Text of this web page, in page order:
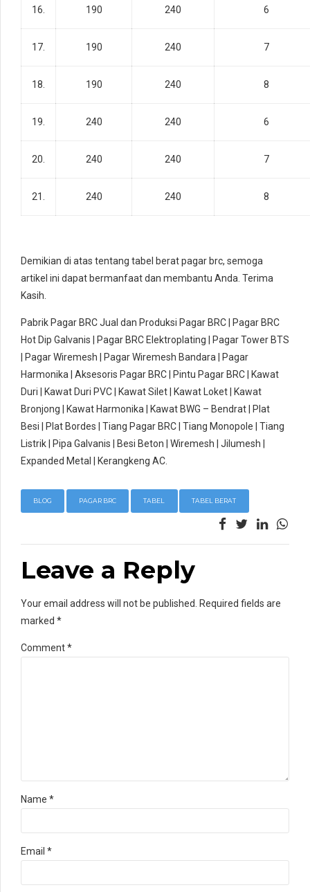
16. 190 240 6
17. 190 240 7
18. 190 240 8
19. 240 240 6
20. 240 240 7
21. 240 240 8
Demikian di atas tentang tabel berat pagar brc, semoga
artikel ini dapat bermanfaat dan membantu Anda. Terima
Kasih.
Pabrik Pagar BRC Jual dan Produksi Pagar BRC | Pagar BRC
Hot Dip Galvanis | Pagar BRC Elektroplating | Pagar Tower BTS
| Pagar Wiremesh | Pagar Wiremesh Bandara | Pagar
Harmonika | Aksesoris Pagar BRC | Pintu Pagar BRC | Kawat
Duri | Kawat Duri PVC | Kawat Silet | Kawat Loket | Kawat
Bronjong | Kawat Harmonika | Kawat BWG – Bendrat | Plat
Besi | Plat Bordes | Tiang Pagar BRC | Tiang Monopole | Tiang
Listrik | Pipa Galvanis | Besi Beton | Wiremesh | Jilumesh |
Expanded Metal | Kerangkeng AC.
BLOG PAGAR BRC TABEL TABEL BERAT
Leave a Reply
Your email address will not be published. Required fields are
marked *
Comment*
Name *
Email *